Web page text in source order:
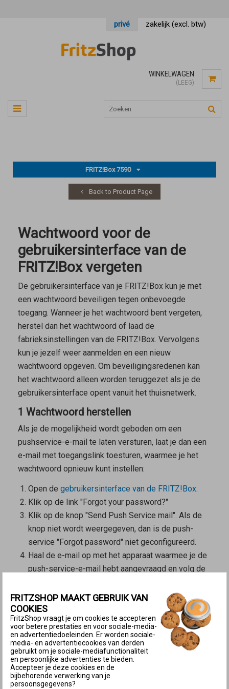
privé zakelijk (excl. btw)
WINKELWAGEN
(LEEG)
FRITZ!Box 7590
Back to Product Page
Wachtwoord voor de
gebruikersinterface van de
FRITZ!Box vergeten
De gebruikersinterface van je FRITZ!Box kun je met
een wachtwoord beveiligen tegen onbevoegde
toegang. Wanneer je het wachtwoord bent vergeten,
herstel dan het wachtwoord of laad de
fabrieksinstellingen van de FRITZ!Box. Vervolgens
kun je jezelf weer aanmelden en een nieuw
wachtwoord opgeven. Om beveiligingsredenen kan
het wachtwoord alleen worden teruggezet als je de
gebruikersinterface opent vanuit het thuisnetwerk.
1 Wachtwoord herstellen
Als je de mogelijkheid wordt geboden om een
pushservice-e-mail te laten versturen, laat je dan een
e-mail met toegangslink toesturen, waarmee je het
wachtwoord opnieuw kunt instellen:
Open de gebruikersinterface van de FRITZ!Box.
Klik op de link "Forgot your password?"
Klik op de knop "Send Push Service mail". Als de
knop niet wordt weergegeven, dan is de push-
service "Forgot password" niet geconfigureerd.
Haal de e-mail op met het apparaat waarmee je de
push-service-e-mail hebt aangevraagd en volg de
ontvangen, dan zijn óf de e-mailaccountgegevens
onjuist ingevoerd bij de push-service, óf de
FRITZ!Box heeft geen internetverbinding.
Belangrijk:Mogelijk werd de e-mail als ongewenste
reclame (spam) geclassificeerd. Controleer in dit
geval ook de spammap van je e-mailpostvak.
2 Fabrieksinstellingen laden en FRITZ!Box
FRITZSHOP MAAKT GEBRUIK VAN
COOKIES
FritzShop vraagt je om cookies te accepteren
voor betere prestaties en voor sociale-media-
en advertentiedoeleinden. Er worden sociale-
media- en advertentiecookies van derden
gebruikt om je sociale-mediafunctionaliteit
en persoonlijke advertenties te bieden.
Accepteer je deze cookies en de
bijbehorende verwerking van je
persoonsgegevens?